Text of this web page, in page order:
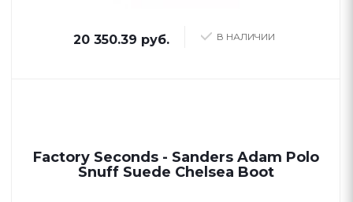
В НАЛИЧИИ
20 350.39 руб.
Factory Seconds - Sanders Adam Polo
Snuff Suede Chelsea Boot